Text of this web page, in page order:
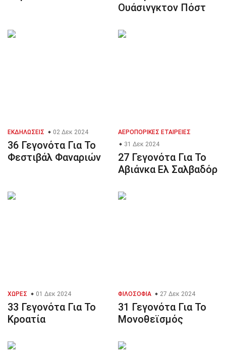
Ουάσινγκτον Πόστ
ΕΚΔΗΛΏΣΕΙΣ 02 Δεκ 2024
36 Γεγονότα Για Το
Φεστιβάλ Φαναριών
ΑΕΡΟΠΟΡΙΚΈΣ ΕΤΑΙΡΕΊΕΣ
31 Δεκ 2024
27 Γεγονότα Για Το
Αβιάνκα Ελ Σαλβαδόρ
ΧΏΡΕΣ 01 Δεκ 2024
33 Γεγονότα Για Το
Κροατία
ΦΙΛΟΣΟΦΊΑ 27 Δεκ 2024
31 Γεγονότα Για Το
Μονοθεϊσμός